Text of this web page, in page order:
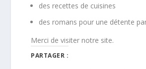
des recettes de cuisines
des romans pour une détente
Merci de visiter notre site.
PARTAGER :